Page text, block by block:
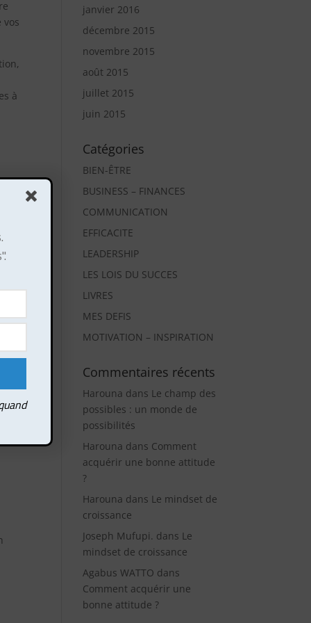
vos
à
le
janvier 2016
décembre 2015
novembre 2015
août 2015
juillet 2015
juin 2015
Catégories
BIEN-ÊTRE
BUSINESS – FINANCES
COMMUNICATION
EFFICACITE
LEADERSHIP
LES LOIS DU SUCCES
LIVRES
MES DEFIS
MOTIVATION – INSPIRATION
Commentaires récents
Harouna dans Le champ des
possibles : un monde de
possibilités
Harouna dans Comment
acquérir une bonne attitude
?
Harouna dans Le mindset de
croissance
Joseph Mufupi. dans Le
mindset de croissance
Agabus WATTO dans
Comment acquérir une
bonne attitude ?